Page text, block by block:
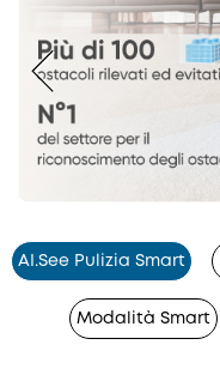
AI.See Pulizia Smart
Modalità Smart